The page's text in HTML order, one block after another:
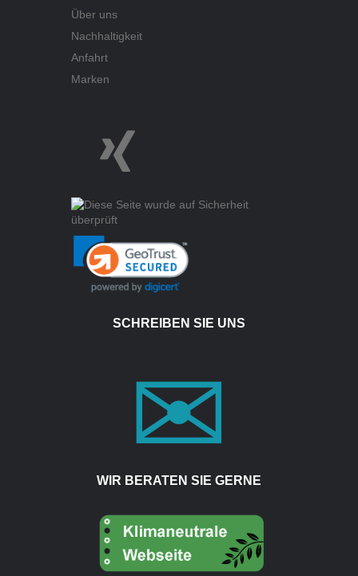
Über uns
Nachhaltigkeit
Anfahrt
Marken
SCHREIBEN SIE UNS
WIR BERATEN SIE GERNE